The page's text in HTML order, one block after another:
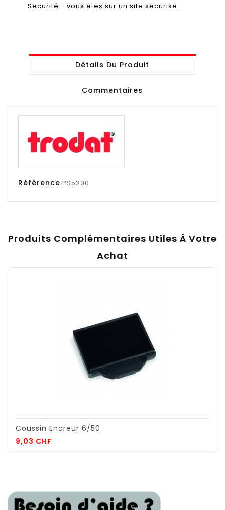
Sécurité - vous êtes sur un site sécurisé.
Détails Du Produit
Commentaires
Référence PS5200
Produits Complémentaires Utiles À Votre
Achat
Coussin Encreur 6/50
9,03 CHF